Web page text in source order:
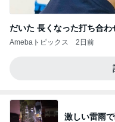
だいた 長くなった打ち合わ
Amebaトピックス 2日前
激しい雷雨